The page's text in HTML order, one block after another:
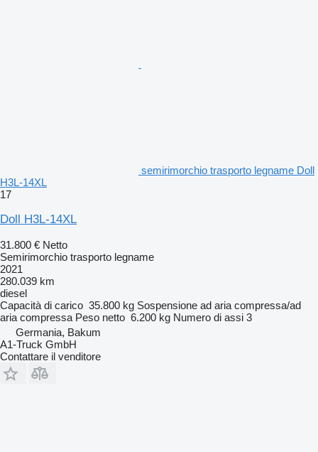
semirimorchio trasporto legname Doll
H3L-14XL
17
Doll H3L-14XL
31.800 € Netto
Semirimorchio trasporto legname
2021
280.039 km
diesel
Capacità di carico 35.800 kg Sospensione ad aria compressa/ad
aria compressa Peso netto 6.200 kg Numero di assi 3
Germania, Bakum
A1-Truck GmbH
Contattare il venditore